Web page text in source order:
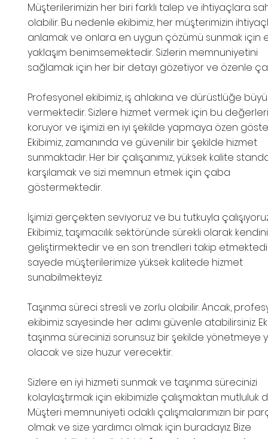
Müşterilerimizin her biri farklı talep ve ihtiyaçlara
olabilir. Bu nedenle ekibimiz, her müşterimizin
anlamak ve onlara en uygun çözümü sunmak için
yaklaşım benimsemektedir. Sizlerin memnuniyetini
sağlamak için her bir detayı gözetiyor ve özenle
Profesyonel ekibimiz, iş ahlakına ve dürüstlüğe
vermektedir. Sizlere hizmet vermek için bu
koruyor ve işimizi en iyi şekilde yapmaya özen
Ekibimiz, zamanında ve güvenilir bir şekilde hizmet
sunmaktadır. Her bir çalışanımız, yüksek kalite
karşılamak ve sizi memnun etmek için çaba
göstermektedir.
İşimizi gerçekten seviyoruz ve bu tutkuyla
Ekibimiz, taşımacılık sektöründe sürekli olarak kendini
geliştirmektedir ve en son trendleri takip
sayede müşterilerimize yüksek kalitede hizmet
sunabilmekteyiz.
Taşınma süreci stresli ve zorlu olabilir. Ancak,
ekibimiz sayesinde her adımı güvenle atabilirsiniz.
taşınma sürecinizi sorunsuz bir şekilde yönetmeye
olacak ve size huzur verecektir.
Sizlere en iyi hizmeti sunmak ve taşınma sürecinizi
kolaylaştırmak için ekibimizle çalışmaktan mutluluk
Müşteri memnuniyeti odaklı çalışmalarımızın bir
olmak ve size yardımcı olmak için buradayız. Bize